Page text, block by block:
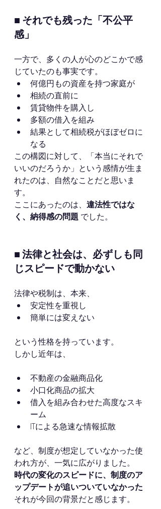
■ それでも残った「不公平
感」
一方で、多くの人が心のどこかで感
じていたのも事実です。
何億円もの資産を持つ家庭が
相続の直前に
賃貸物件を購入し
多額の借入を組み
結果として相続税がほぼゼロに
なる
この構図に対して、「本当にそれで
いいのだろうか」という感情が生ま
れたのは、自然なことだと思いま
す。
ここにあったのは、 違法性ではな
く、納得感の問題 でした。
■ 法律と社会は、必ずしも同
じスピードで動かない
法律や税制は、本来、
安定性を重視し
簡単には変えない
という性格を持っています。
しかし近年は、
不動産の金融商品化
小口化商品の拡大
借入を組み合わせた高度なスキ
ーム
ITによる急速な情報拡散
など、制度が想定していなかった使
われ方が、一気に広がりました。
時代の変化のスピードに、制度のア
ップデートが追いついていなかった
それが今回の背景だと感じます。